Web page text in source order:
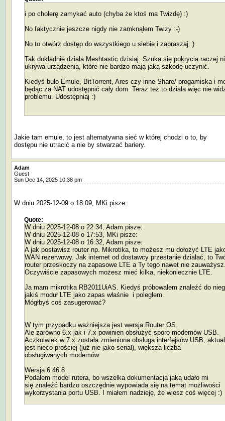
i po cholerę zamykać auto (chyba że ktoś ma Twizdę) :)
No faktycznie jeszcze nigdy nie zamknąłem Twizy :-)
No to otwórz dostęp do wszystkiego u siebie i zapraszaj :)
Tak dokładnie działa Meshtastic dzisiaj. Szuka się pokrycia raczej
ukrywa urządzenia, które nie bardzo mają jaką szkodę uczynić.
Kiedyś buło Emule, BitTorrent, Ares czy inne Share/ progamiska i
będąc za NAT udostępnić cały dom. Teraz też to działa więc nie
problemu. Udostępniaj :)
Jakie tam emule, to jest alternatywna sieć w której chodzi o to, by
dostępu nie utracić a nie by stwarzać bariery.
Adam
Guest
Sun Dec 14, 2025 10:38 pm
W dniu 2025-12-09 o 18:09, MKi pisze:
Quote:
W dniu 2025-12-08 o 22:34, Adam pisze:
W dniu 2025-12-08 o 17:53, MKi pisze:
W dniu 2025-12-08 o 16:32, Adam pisze:
A jak postawisz router np. Mikrotika, to możesz mu dołożyć LTE
WAN rezerwowy. Jak internet od dostawcy przestanie działać, to
router przeskoczy na zapasowe LTE a Ty tego nawet nie zauważysz.
Oczywiście zapasowych możesz mieć kilka, niekoniecznie LTE.
Ja mam mikrotika RB2011UiAS. Kiedyś próbowałem znaleźć do
jakiś moduł LTE jako zapas właśnie i poległem.
Mógłbyś coś zasugerować?
W tym przypadku ważniejsza jest wersja Router OS.
Ale zarówno 6.x jak i 7.x powinien obsłużyć sporo modemów USB.
Aczkolwiek w 7.x została zmieniona obsługa interfejsów USB,
jest nieco prościej (już nie jako serial), większa liczba
obsługiwanych modemów.
Wersja 6.46.8
Podałem model rutera, bo wszelka dokumentacja jaką udało mi
się znaleźć bardzo oszczędnie wypowiada się na temat możliwości
wykorzystania portu USB. I miałem nadzieję, że wiesz coś więcej :)